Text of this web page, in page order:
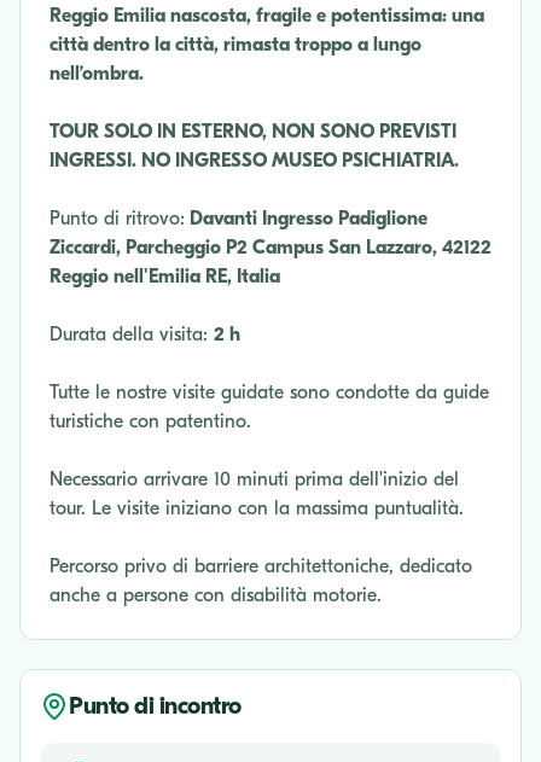
Reggio Emilia nascosta, fragile e potentissima: una
città dentro la città, rimasta troppo a lungo
nell’ombra.
TOUR SOLO IN ESTERNO, NON SONO PREVISTI
INGRESSI. NO INGRESSO MUSEO PSICHIATRIA.
Punto di ritrovo: Davanti Ingresso Padiglione
Ziccardi, Parcheggio P2 Campus San Lazzaro, 42122
Reggio nell'Emilia RE, Italia
Durata della visita: 2 h
Tutte le nostre visite guidate sono condotte da guide
turistiche con patentino.
Necessario arrivare 10 minuti prima dell'inizio del
tour. Le visite iniziano con la massima puntualità.
Percorso privo di barriere architettoniche, dedicato
anche a persone con disabilità motorie.
Punto di incontro